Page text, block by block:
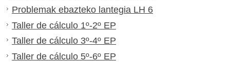
Problemak ebazteko lantegia LH 6
Taller de cálculo 1º-2º EP
Taller de cálculo 3º-4º EP
Taller de cálculo 5º-6º EP